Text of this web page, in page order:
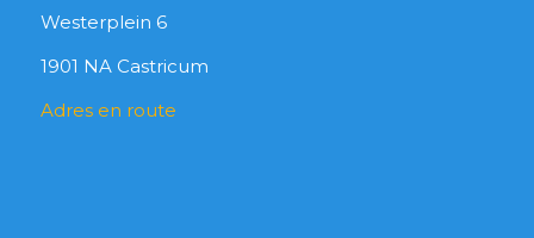
Westerplein 6
1901 NA Castricum
Adres en route